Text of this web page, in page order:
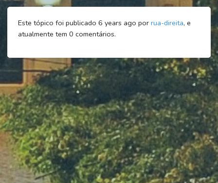
Este tópico foi publicado 6 years ago por rua-direita, e
atualmente tem 0 comentários.